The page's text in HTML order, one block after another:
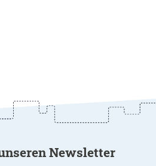
Newsletter